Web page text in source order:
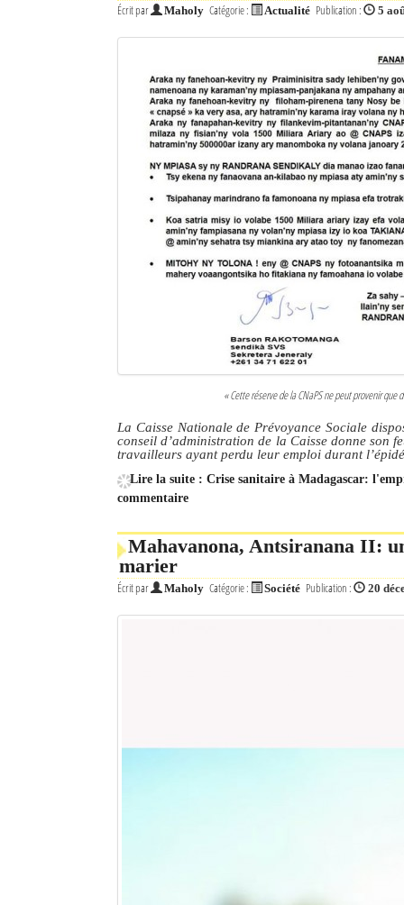
Écrit par Maholy Catégorie : Actualité Publication : 5
« Cette réserve de la CNaPS ne peut provenir que
La Caisse Nationale de Prévoyance Sociale
conseil d’administration de la Caisse donne son
travailleurs ayant perdu leur emploi durant
Lire la suite : Crise sanitaire à Madagascar:
commentaire
Mahavanona, Antsiranana II:
marier
Écrit par Maholy Catégorie : Société Publication : 20